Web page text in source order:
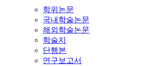
학위논문
국내학술논문
해외학술논문
학술지
단행본
연구보고서